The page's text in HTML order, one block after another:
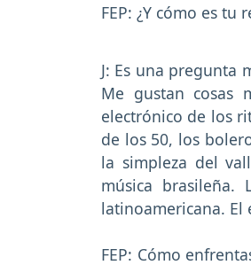
FEP: ¿Y cómo es
J: Es una pregunta
Me gustan cosas
electrónico de los
de los 50, los
la simpleza del
música brasileña.
latinoamericana. El
FEP: Cómo